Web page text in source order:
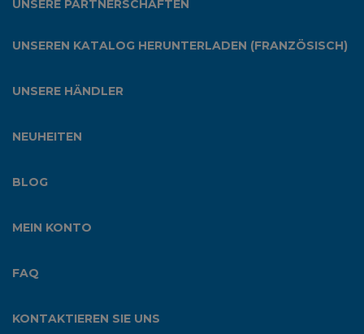
UNSERE PARTNERSCHAFTEN
UNSEREN KATALOG HERUNTERLADEN (FRANZÖSISCH)
UNSERE HÄNDLER
NEUHEITEN
BLOG
MEIN KONTO
FAQ
KONTAKTIEREN SIE UNS